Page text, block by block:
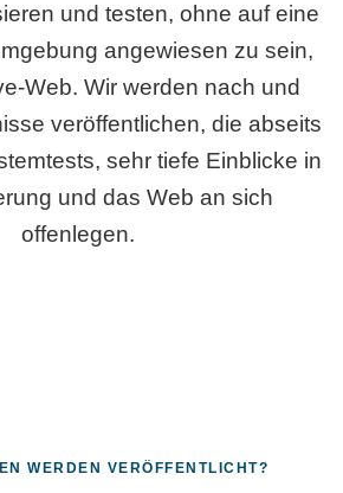
und testen, ohne auf eine
angewiesen zu sein,
Web. Wir werden nach und
veröffentlichen, die abseits
sehr tiefe Einblicke in
und das Web an sich
offenlegen.
WERDEN VERÖFFENTLICHT?